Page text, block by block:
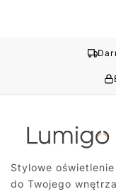
Stylowe oświetlenie
do Twojego